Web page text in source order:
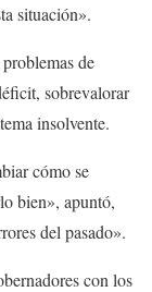
situación».
de
sobrevalorar
insolvente.
cómo se
bien», apuntó,
del pasado».
con los